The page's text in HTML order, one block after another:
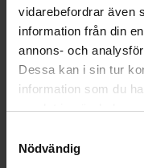
vidarebefordrar även
information från din
annons- och
Dessa kan i sin tur
information som du
samlat in när du har
Nödvändig
1
2 armdynor
2 remmar till
1 draglakan
2 kroppsremmar